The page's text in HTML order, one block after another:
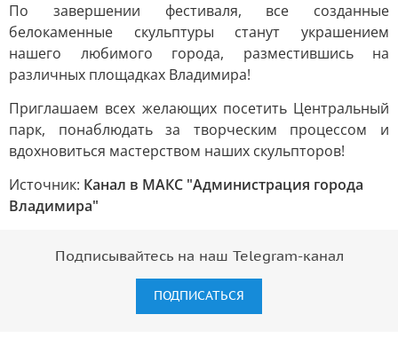
По завершении фестиваля, все созданные
белокаменные скульптуры станут украшением
нашего любимого города, разместившись на
различных площадках Владимира!
Приглашаем всех желающих посетить Центральный
парк, понаблюдать за творческим процессом и
вдохновиться мастерством наших скульпторов!
Источник: Канал в МАКС "Администрация города
Владимира"
Подписывайтесь на наш Telegram-канал
ПОДПИСАТЬСЯ